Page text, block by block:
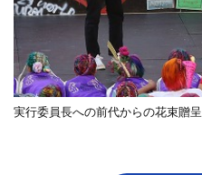
実行委員長への前代からの花束贈呈